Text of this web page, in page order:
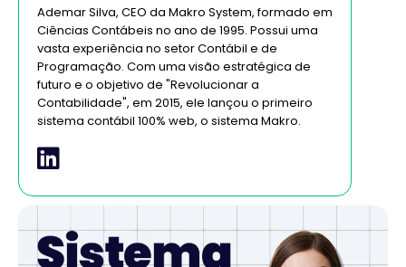
Ademar Silva, CEO da Makro System, formado em
Ciências Contábeis no ano de 1995. Possui uma
vasta experiência no setor Contábil e de
Programação. Com uma visão estratégica de
futuro e o objetivo de "Revolucionar a
Contabilidade", em 2015, ele lançou o primeiro
sistema contábil 100% web, o sistema Makro.